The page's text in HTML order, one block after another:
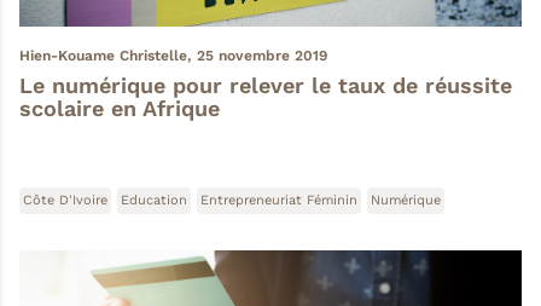
Hien-Kouame Christelle, 25 novembre 2019
Le numérique pour relever le taux de réussite
scolaire en Afrique
Côte D'Ivoire Education Entrepreneuriat Féminin Numérique